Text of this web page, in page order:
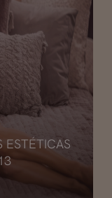
ESTÉTICAS